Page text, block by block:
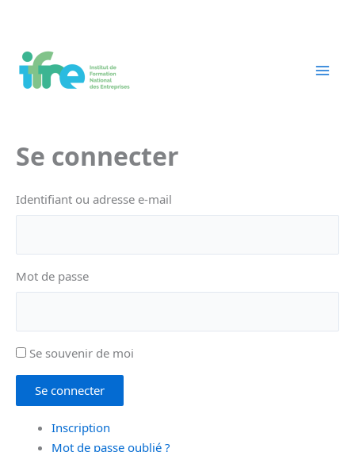
contenu
Se connecter
Identifiant ou adresse e-mail
Mot de passe
Se souvenir de moi
Se connecter
Inscription
Mot de passe oublié ?